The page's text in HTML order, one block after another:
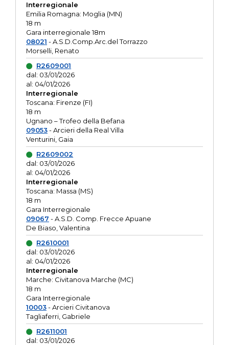
Interregionale
Emilia Romagna: Moglia (MN)
18 m
Gara interregionale 18m
08021 - A.S.D.Comp.Arc.del Torrazzo
Morselli, Renato
R2609001
dal: 03/01/2026
al: 04/01/2026
Interregionale
Toscana: Firenze (FI)
18 m
Ugnano – Trofeo della Befana
09053- Arcieri della Real Villa
Venturini, Gaia
R2609002
dal: 03/01/2026
al: 04/01/2026
Interregionale
Toscana: Massa (MS)
18 m
Gara Interregionale
09067 - A.S.D. Comp. Frecce Apuane
De Biaso, Valentina
R2610001
dal: 03/01/2026
al: 04/01/2026
Interregionale
Marche: Civitanova Marche (MC)
18 m
Gara Interregionale
10003- Arcieri Civitanova
Tagliaferri, Gabriele
R2611001
dal: 03/01/2026